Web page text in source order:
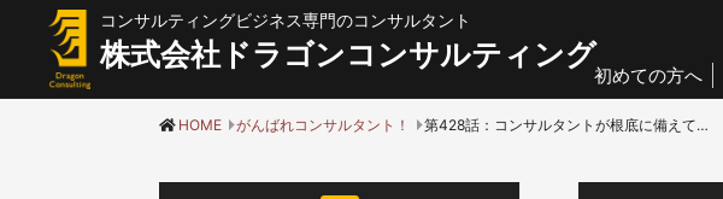
コンサルティングビジネス専門のコンサルタント
株式会社ドラゴンコンサルティング
初めての方へ
HOME がんばれコンサルタント！ 第428話：コンサルタントが根底に備えていなければならない商人の魂